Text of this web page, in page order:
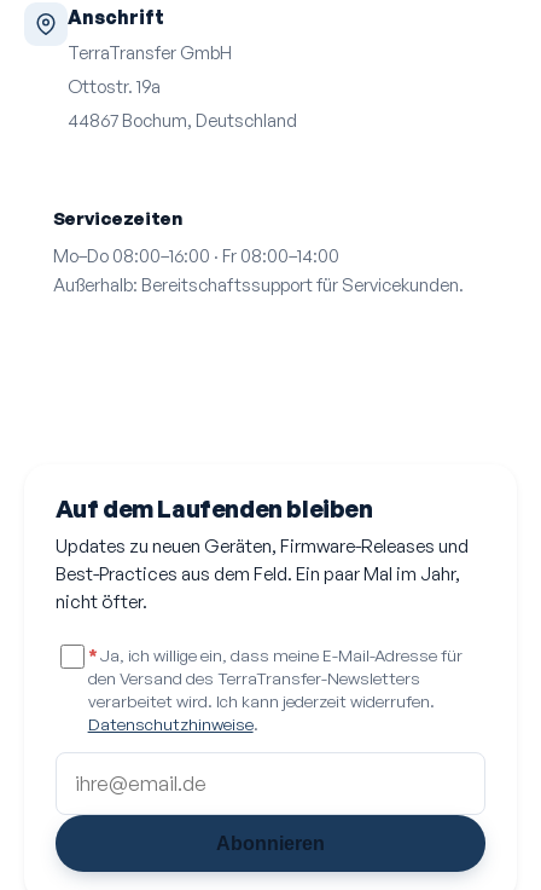
Anschrift
TerraTransfer GmbH
Ottostr. 19a
44867 Bochum, Deutschland
Servicezeiten
Mo–Do 08:00–16:00 · Fr 08:00–14:00
Außerhalb: Bereitschafts­support für Servicekunden.
Auf dem Laufenden bleiben
Updates zu neuen Geräten, Firmware-Releases und
Best-Practices aus dem Feld. Ein paar Mal im Jahr,
nicht öfter.
*Ja, ich willige ein, dass meine E-Mail-Adresse für
den Versand des TerraTransfer-Newsletters
verarbeitet wird. Ich kann jederzeit widerrufen.
Datenschutzhinweise.
Abonnieren